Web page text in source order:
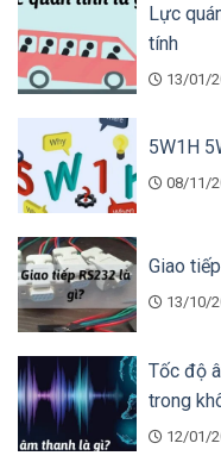
sở hữu
nghiệp, được đào
sản phẩm, chúng
kèm theo nhằm
Luôn sẵn sàng
Lực
tính
13/01/
5W1H
08/11/
Giao
13/10/
Tốc độ
trong
12/01/